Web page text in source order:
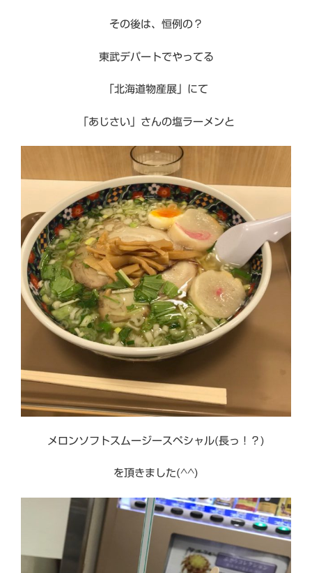
その後は、恒例の？
東武デパートでやってる
「北海道物産展」にて
「あじさい」さんの塩ラーメンと
メロンソフトスムージースペシャル(長っ！？)
を頂きました(^^)